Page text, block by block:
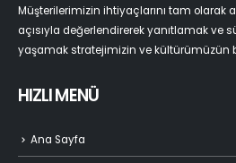
Müşterilerimizin ihtiyaçlarını tam olarak
açısıyla değerlendirerek yanıtlamak ve
yaşamak stratejimizin ve kültürümüzün
HIZLI MENÜ
Ana Sayfa